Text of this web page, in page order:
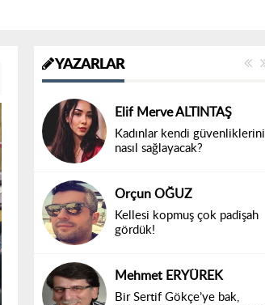
YAZARLAR
Elif Merve ALTINTAŞ
Kadınlar kendi güvenliklerini
nasıl sağlayacak?
Orçun OĞUZ
Kellesi kopmuş çok padişah
gördük!
Mehmet ERYÜREK
Bir Sertif Gökçe’ye bak,